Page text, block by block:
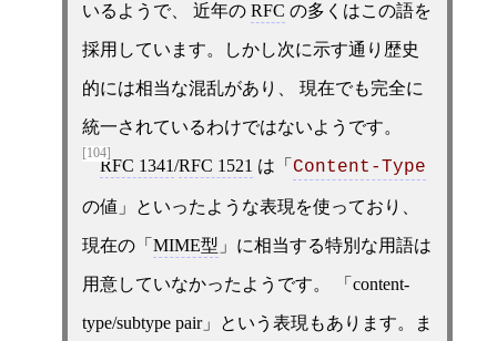
いるようで、 近年の RFC の多くはこの語を
採用しています。しかし次に示す通り歴史
的には相当な混乱があり、 現在でも完全に
統一されているわけではないようです。
[104]
RFC 1341/RFC 1521 は「 Content-Type
の値」といったような表現を使っており、
現在の「 MIME型 」に相当する特別な用語は
用意していなかったようです。 「content-
type/subtype pair」という表現もあります。ま